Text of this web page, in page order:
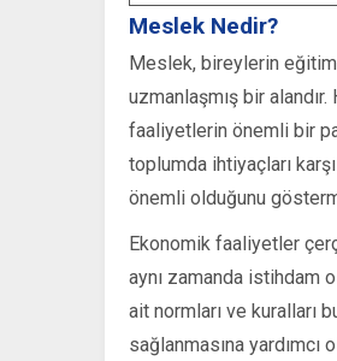
Meslek Nedir?
Meslek, bireylerin
uzmanlaşmış bir
faaliyetlerin önemli bir
toplumda ihtiyaçları
önemli olduğunu
Ekonomik faaliyetler
aynı zamanda istihdam
ait normları ve kuralları
sağlanmasına